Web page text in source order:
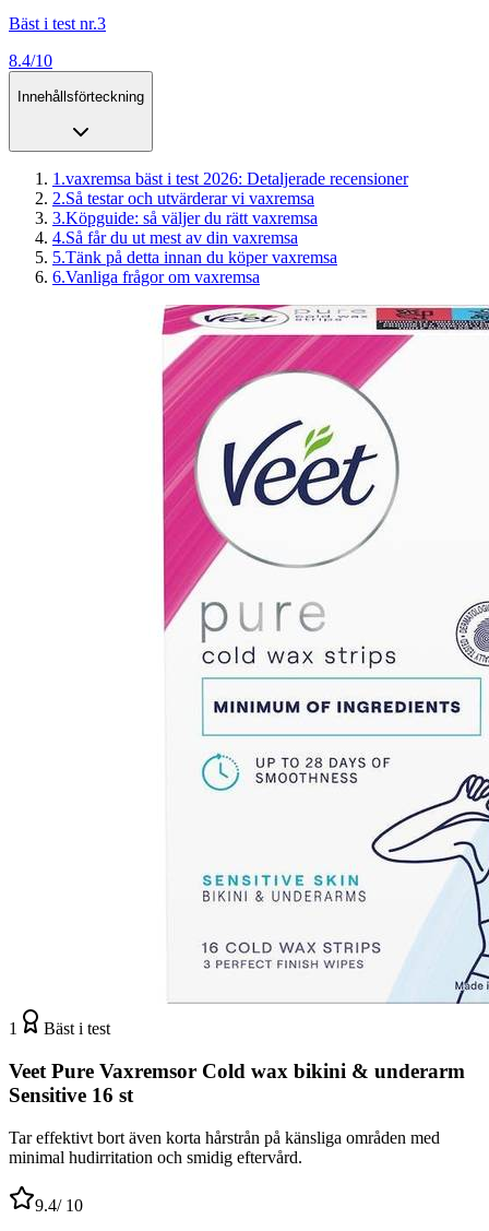
Bäst i test nr.3
8.4/10
Innehållsförteckning
1 .vaxremsa bäst i test 2026: Detaljerade recensioner
2.Så testar och utvärderar vi vaxremsa
3.Köpguide: så väljer du rätt vaxremsa
4.Så får du ut mest av din vaxremsa
5.Tänk på detta innan du köper vaxremsa
6.Vanliga frågor om vaxremsa
1 Bäst i test
Veet Pure Vaxremsor Cold wax bikini & underarm
Sensitive 16 st
Tar effektivt bort även korta hårstrån på känsliga områden med
minimal hudirritation och smidig eftervård.
9.4/ 10